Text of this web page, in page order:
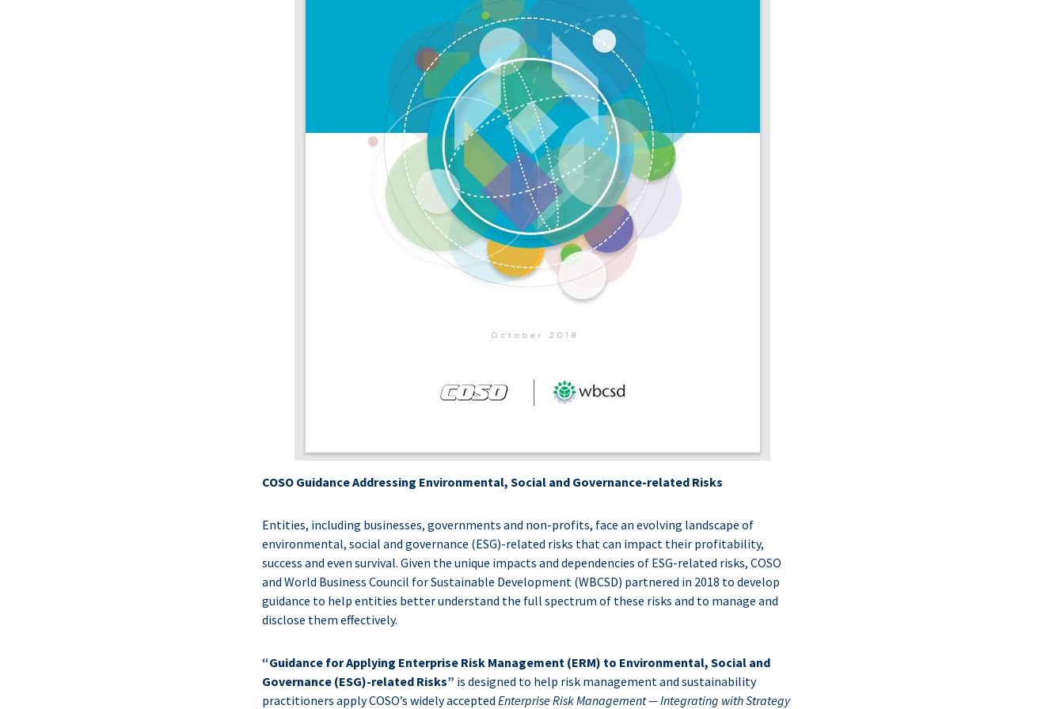
COSO Guidance Addressing Environmental, Social and Governance-related Risks
Entities, including businesses, governments and non-profits, face an evolving landscape of
environmental, social and governance (ESG)-related risks that can impact their profitability,
success and even survival. Given the unique impacts and dependencies of ESG-related risks, COSO
and World Business Council for Sustainable Development (WBCSD) partnered in 2018 to develop
guidance to help entities better understand the full spectrum of these risks and to manage and
disclose them effectively.
“Guidance for Applying Enterprise Risk Management (ERM) to Environmental, Social and
Governance (ESG)-related Risks” is designed to help risk management and sustainability
practitioners apply COSO’s widely acceptedEnterprise Risk Management — Integrating with Strategy